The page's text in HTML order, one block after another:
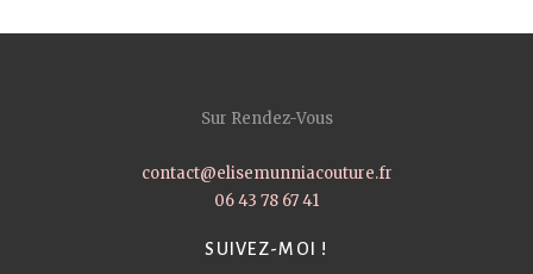
Sur Rendez-Vous
contact@elisemunniacouture.fr
06 43 78 67 41
SUIVEZ-MOI !